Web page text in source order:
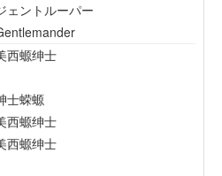
ェントルーパー
西螈绅士
士蝾螈
西螈绅士
西螈绅士